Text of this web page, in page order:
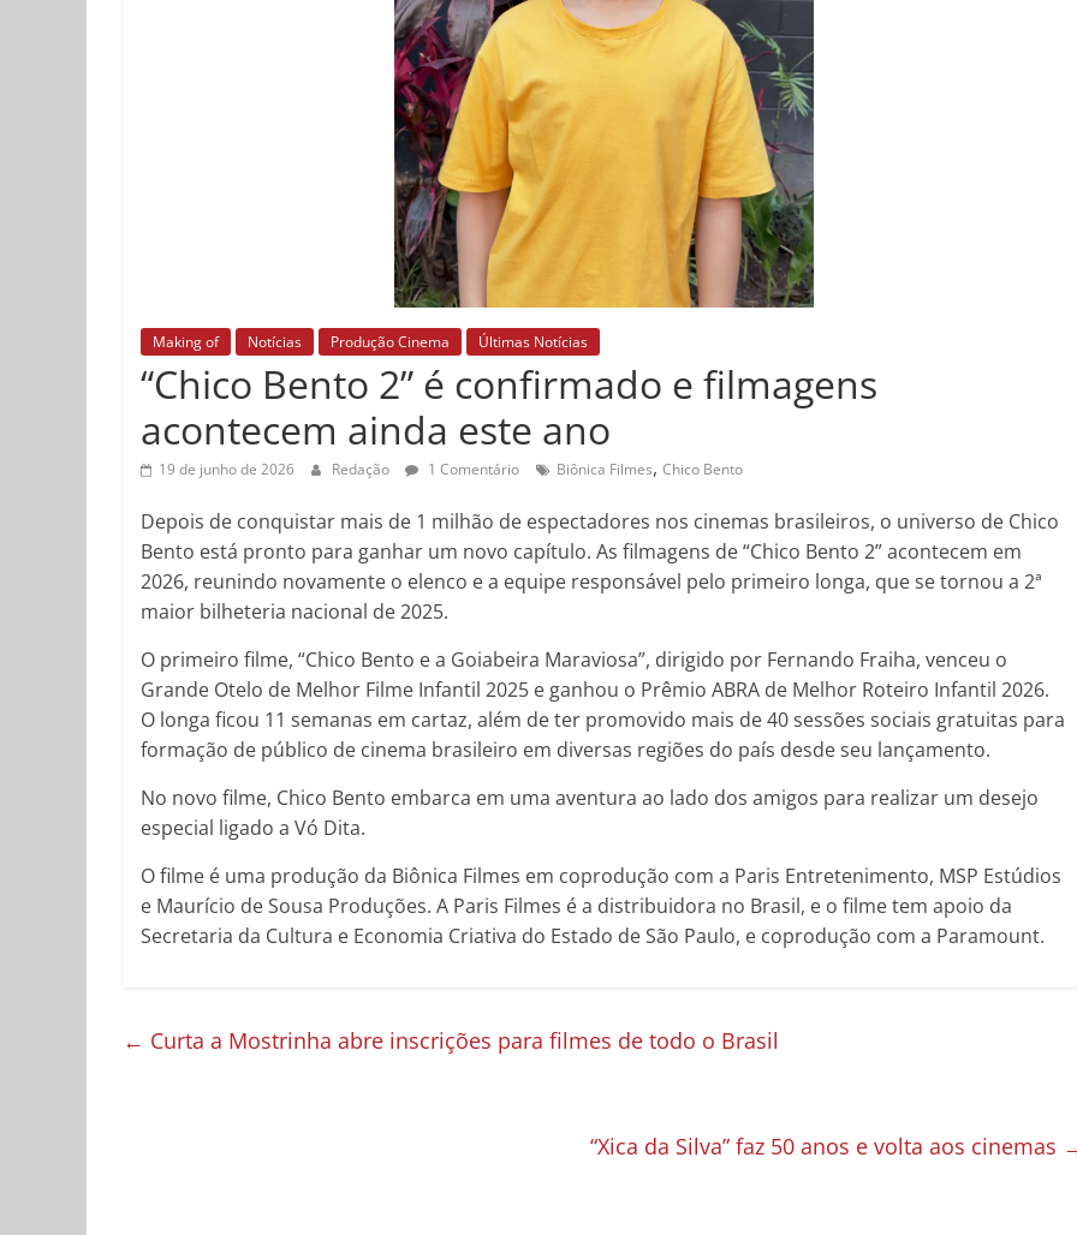
Making of Notícias Produção Cinema Últimas Notícias
“Chico Bento 2” é confirmado e filmagens
acontecem ainda este ano
19 de junho de 2026 Redação 1 Comentário Biônica Filmes, Chico Bento
Depois de conquistar mais de 1 milhão de espectadores nos cinemas brasileiros, o universo de Chico
Bento está pronto para ganhar um novo capítulo. As filmagens de “Chico Bento 2” acontecem em
2026, reunindo novamente o elenco e a equipe responsável pelo primeiro longa, que se tornou a 2ª
maior bilheteria nacional de 2025.
O primeiro filme, “Chico Bento e a Goiabeira Maraviosa”, dirigido por Fernando Fraiha, venceu o
Grande Otelo de Melhor Filme Infantil 2025 e ganhou o Prêmio ABRA de Melhor Roteiro Infantil 2026.
O longa ficou 11 semanas em cartaz, além de ter promovido mais de 40 sessões sociais gratuitas para
formação de público de cinema brasileiro em diversas regiões do país desde seu lançamento.
No novo filme, Chico Bento embarca em uma aventura ao lado dos amigos para realizar um desejo
especial ligado a Vó Dita.
O filme é uma produção da Biônica Filmes em coprodução com a Paris Entretenimento, MSP Estúdios
e Maurício de Sousa Produções. A Paris Filmes é a distribuidora no Brasil, e o filme tem apoio da
Secretaria da Cultura e Economia Criativa do Estado de São Paulo, e coprodução com a Paramount.
← Curta a Mostrinha abre inscrições para filmes de todo o Brasil
“Xica da Silva” faz 50 anos e volta aos cinemas